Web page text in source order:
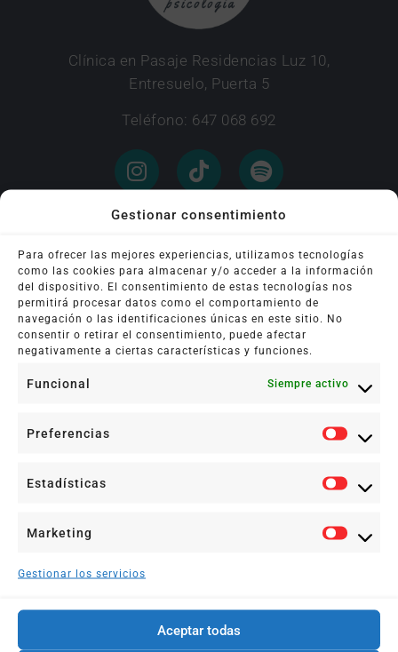
Gestionar consentimiento
Para ofrecer las mejores experiencias, utilizamos tecnologías
como las cookies para almacenar y/o acceder a la información
del dispositivo. El consentimiento de estas tecnologías nos
permitirá procesar datos como el comportamiento de
navegación o las identificaciones únicas en este sitio. No
consentir o retirar el consentimiento, puede afectar
negativamente a ciertas características y funciones.
Funcional Siempre activo
Preferencias
Estadísticas
Marketing
Gestionar los servicios
Aceptar todas
Clínica en Pasaje Residencias Luz 10,
Entresuelo, Puerta 5
Teléfono: 647 068 692
Instagram
Psicologadevalencia
Somos @begona_albalat_psicologa , Begoña
Peraita, @laura.chisbert , Elena Fernández y Vito.
Clínica en Valencia y online